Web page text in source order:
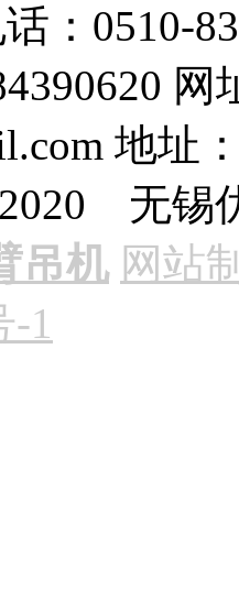
：0510-
网
地址
无锡
吊机 网站
-1